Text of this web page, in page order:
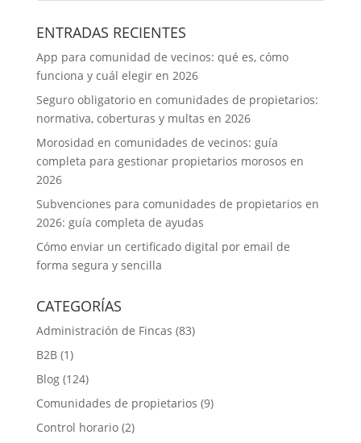
ENTRADAS RECIENTES
App para comunidad de vecinos: qué es, cómo
funciona y cuál elegir en 2026
Seguro obligatorio en comunidades de propietarios:
normativa, coberturas y multas en 2026
Morosidad en comunidades de vecinos: guía
completa para gestionar propietarios morosos en
2026
Subvenciones para comunidades de propietarios en
2026: guía completa de ayudas
Cómo enviar un certificado digital por email de
forma segura y sencilla
CATEGORÍAS
Administración de Fincas (83)
B2B(1)
Blog(124)
Comunidades de propietarios (9)
Control horario(2)